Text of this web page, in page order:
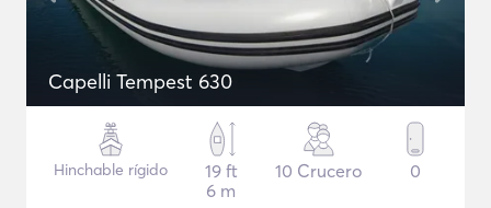
Capelli Tempest 630
Hinchable rígido
19 ft
6 m
10 Crucero 0